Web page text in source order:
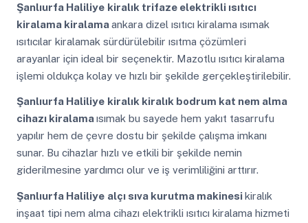
Şanlıurfa Haliliye kiralık trifaze elektrikli ısıtıcı
kiralama kiralamaankara dizel ısıtıcı kiralama ısımak
ısıtıcılar kiralamak sürdürülebilir ısıtma çözümleri
arayanlar için ideal bir seçenektir. Mazotlu ısıtıcı kiralama
işlemi oldukça kolay ve hızlı bir şekilde gerçekleştirilebilir.
Şanlıurfa Haliliye kiralık kiralık bodrum kat nem alma
cihazı kiralamaısımak bu sayede hem yakıt tasarrufu
yapılır hem de çevre dostu bir şekilde çalışma imkanı
sunar. Bu cihazlar hızlı ve etkili bir şekilde nemin
giderilmesine yardımcı olur ve iş verimliliğini arttırır.
Şanlıurfa Haliliye alçı sıva kurutma makinesikiralık
inşaat tipi nem alma cihazı elektrikli ısıtıcı kiralama hizmeti